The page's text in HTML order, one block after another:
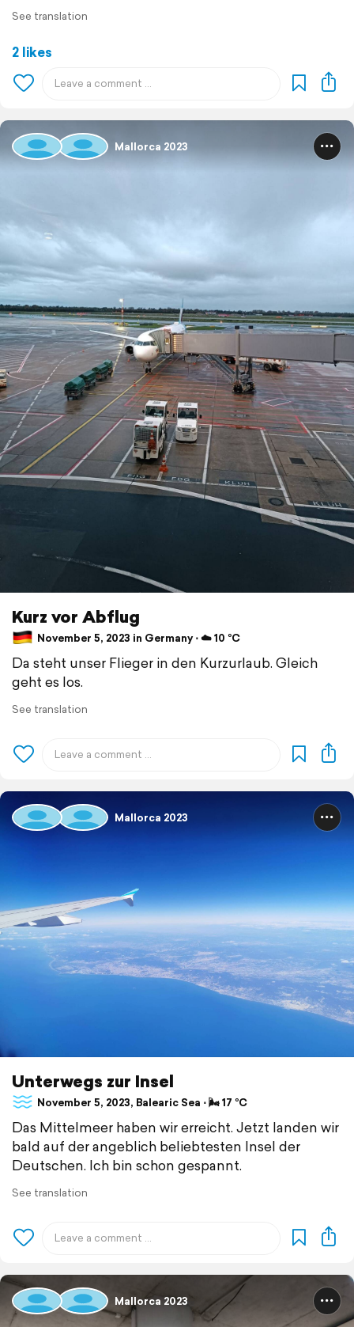
See translation
2 likes
Mallorca 2023
Kurz vor Abflug
November 5, 2023 in Germany ⋅ ☁️ 10 °C
Da steht unser Flieger in den Kurzurlaub. Gleich
geht es los.
See translation
Mallorca 2023
Unterwegs zur Insel
November 5, 2023, Balearic Sea ⋅ 🌬 17 °C
Das Mittelmeer haben wir erreicht. Jetzt landen wir
bald auf der angeblich beliebtesten Insel der
Deutschen. Ich bin schon gespannt.
See translation
Mallorca 2023